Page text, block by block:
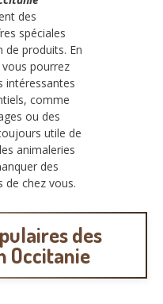
des
spéciales
de produits. En
pourrez
intéressantes
comme
ou des
utile de
animaleries
des
de chez vous.
des
Occitanie